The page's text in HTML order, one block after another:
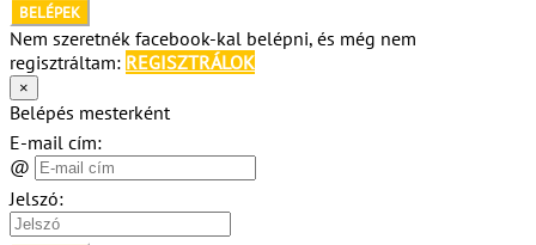
BELÉPEK
Nem szeretnék facebook-kal belépni, és még nem
regisztráltam: REGISZTRÁLOK
×
Belépés mesterként
E-mail cím:
@
Jelszó: